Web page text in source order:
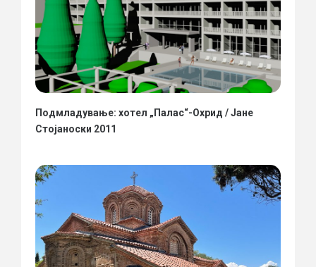
Подмладување: хотел „Палас“-Охрид / Јане
Стојаноски 2011